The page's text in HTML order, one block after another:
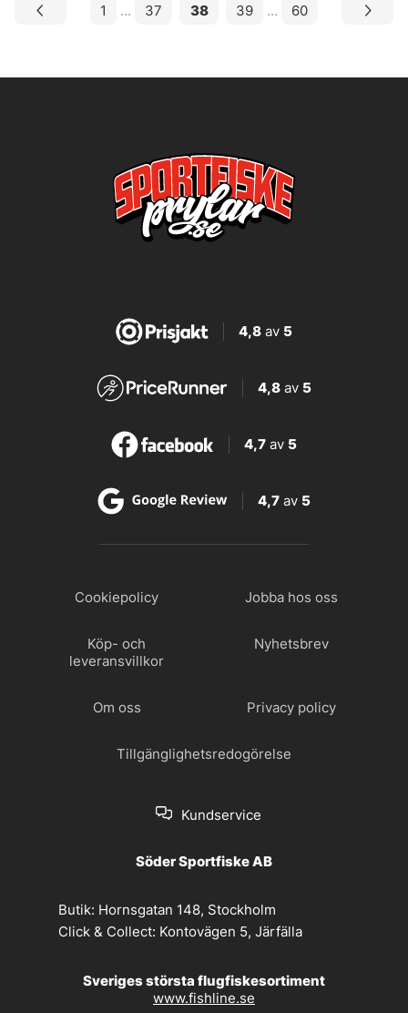
1 ... 37 38 39 ... 60
4,8av 5
4,8 av 5
4,7 av 5
4,7 av 5
Cookiepolicy Jobba hos oss
Köp- och
leveransvillkor
Nyhetsbrev
Om oss Privacy policy
Tillgänglighetsredogörelse
Kundservice
Söder Sportfiske AB
Butik: Hornsgatan 148, Stockholm
Click & Collect: Kontovägen 5, Järfälla
Sveriges största flugfiskesortiment
www.fishline.se